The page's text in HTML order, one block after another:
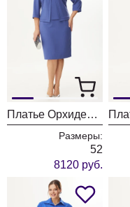
Платье ОрхидеяЛюкс 1355
Размеры:
52
8120 руб.